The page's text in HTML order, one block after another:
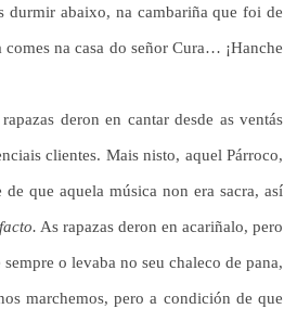
durmir abaixo, na cambariña que foi de
na casa do señor Cura… ¡Hanche
deron en cantar desde as ventás
clientes. Mais nisto, aquel Párroco,
que aquela música non era sacra, así
As rapazas deron en acariñalo, pero
o levaba no seu chaleco de pana,
marchemos, pero a condición de que